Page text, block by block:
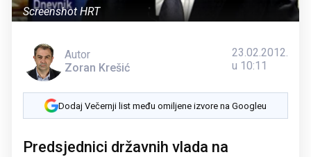
Screenshot HRT
Autor
Zoran Krešić
23.02.2012.
u 10:11
Dodaj Večernji list među omiljene izvore na Googleu
Predsjednici državnih vlada na